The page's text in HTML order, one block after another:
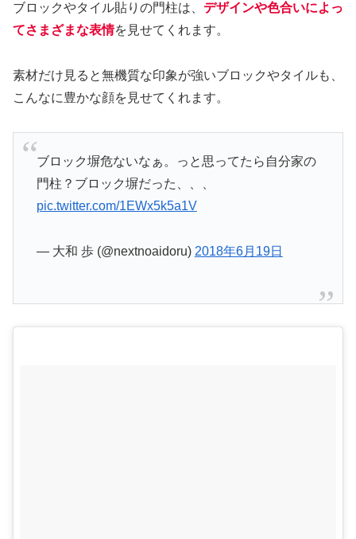
ブロックやタイル貼りの門柱は、 デザインや色合いによっ
てさまざまな表情を見せてくれます。
素材だけ見ると無機質な印象が強いブロックやタイルも、
こんなに豊かな顔を見せてくれます。
ブロック塀危ないなぁ。っと思ってたら自分家の
門柱？ブロック塀だった、、、
pic.twitter.com/1EWx5k5a1V
— 大和 歩 (@nextnoaidoru) 2018年6月19日